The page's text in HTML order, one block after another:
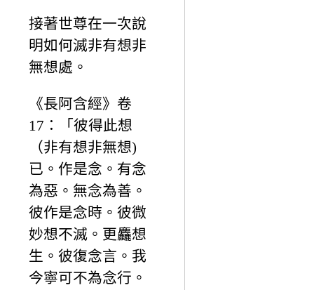
接著世尊在一次說
明如何滅非有想非
無想處。
《長阿含經》卷
17：「彼得此想
（非有想非無想)
已。作是念。有念
為惡。無念為善。
彼作是念時。彼微
妙想不滅。更麤想
生。彼復念言。我
今寧可不為念行。